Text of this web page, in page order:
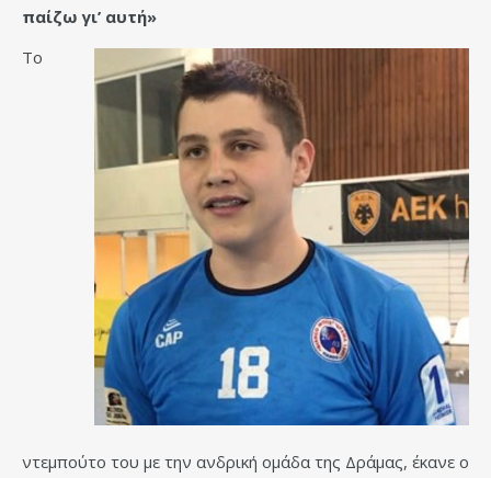
παίζω γι’ αυτή»
Το
ντεμπούτο του με την ανδρική ομάδα της Δράμας, έκανε ο